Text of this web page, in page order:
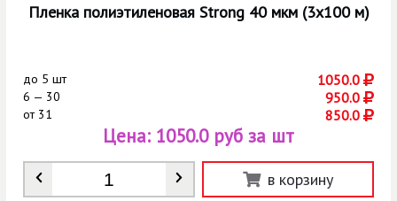
Пленка полиэтиленовая Strong 40 мкм (3х100 м)
до 5 шт 1050.0
6 — 30 950.0
от31 850.0
Количество
Цена: 1050.0 руб за шт
в корзину